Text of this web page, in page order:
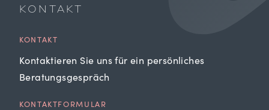
KONTAKT
KONTAKT
Kontaktieren Sie uns für ein persönliches
Beratungsgespräch
KONTAKTFORMULAR